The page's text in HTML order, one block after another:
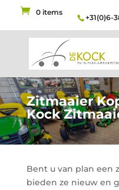
+31(0)6-
0 items
Zitmaaier
Kock
Bent u van plan een
bieden ze nieuw en